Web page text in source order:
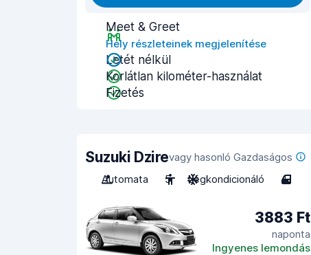
Meet & Greet
Hely részleteinek megjelenítése
Letét nélkül
Korlátlan kilométer-használat
Fizetés
Suzuki Dzirevagy hasonló Gazdaságos
Automata
5 Légkondicionáló 4
3883 Ft
naponta
Ingyenes lemondás